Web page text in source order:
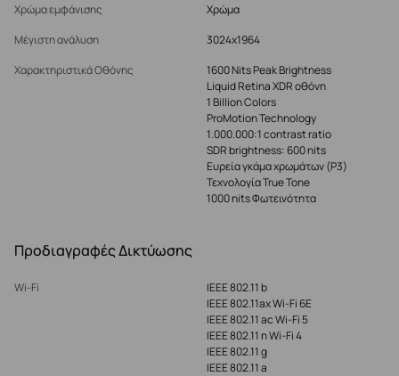
Χρώμα εμφάνισης
Χρώμα
Μέγιστη ανάλυση
3024x1964
Χαρακτηριστικά Οθόνης
1600 Nits Peak Brightness
Liquid Retina XDR οθόνη
1 Billion Colors
ProMotion Technology
1.000.000:1 contrast ratio
SDR brightness: 600 nits
Ευρεία γκάμα χρωμάτων (P3)
Τεχνολογία True Tone
1000 nits Φωτεινότητα
Προδιαγραφές Δικτύωσης
Wi-Fi
IEEE 802.11 b
IEEE 802.11ax Wi-Fi 6E
IEEE 802.11 ac Wi-Fi 5
IEEE 802.11 n Wi-Fi 4
IEEE 802.11 g
IEEE 802.11 a